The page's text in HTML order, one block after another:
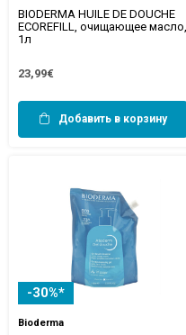
BIODERMA HUILE DE DOUCHE
ECOREFILL, очищающее масло,
1л
23,99€
Добавить в корзину
-30%*
Bioderma